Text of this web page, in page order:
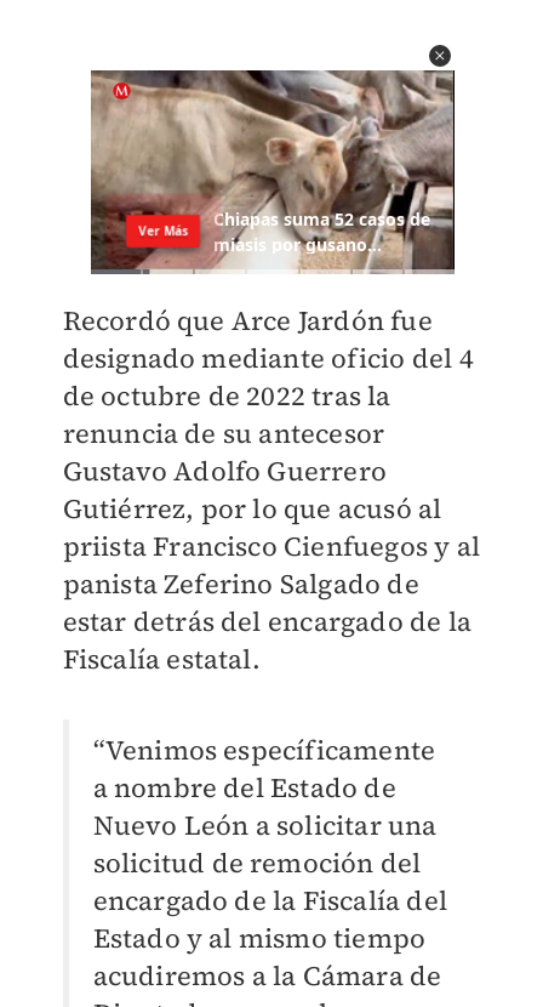
Recordó que Arce Jardón fue
designado mediante oficio del 4
de octubre de 2022 tras la
renuncia de su antecesor
Gustavo Adolfo Guerrero
Gutiérrez, por lo que acusó al
priista Francisco Cienfuegos y al
panista Zeferino Salgado de
estar detrás del encargado de la
Fiscalía estatal.
“Venimos específicamente
a nombre del Estado de
Nuevo León a solicitar una
solicitud de remoción del
encargado de la Fiscalía del
Estado y al mismo tiempo
acudiremos a la Cámara de